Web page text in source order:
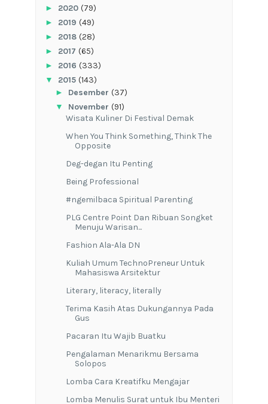
► 2020 (79)
► 2019 (49)
► 2018 (28)
► 2017 (65)
► 2016 (333)
▼ 2015 (143)
► Desember (37)
▼ November (91)
Wisata Kuliner Di Festival Demak
When You Think Something, Think The
Opposite
Deg-degan Itu Penting
Being Professional
#ngemilbaca Spiritual Parenting
PLG Centre Point Dan Ribuan Songket
Menuju Warisan...
Fashion Ala-Ala DN
Kuliah Umum TechnoPreneur Untuk
Mahasiswa Arsitektur
Literary, literacy, literally
Terima Kasih Atas Dukungannya Pada
Gus
Pacaran Itu Wajib Buatku
Pengalaman Menarikmu Bersama
Solopos
Lomba Cara Kreatifku Mengajar
Lomba Menulis Surat untuk Ibu Menteri